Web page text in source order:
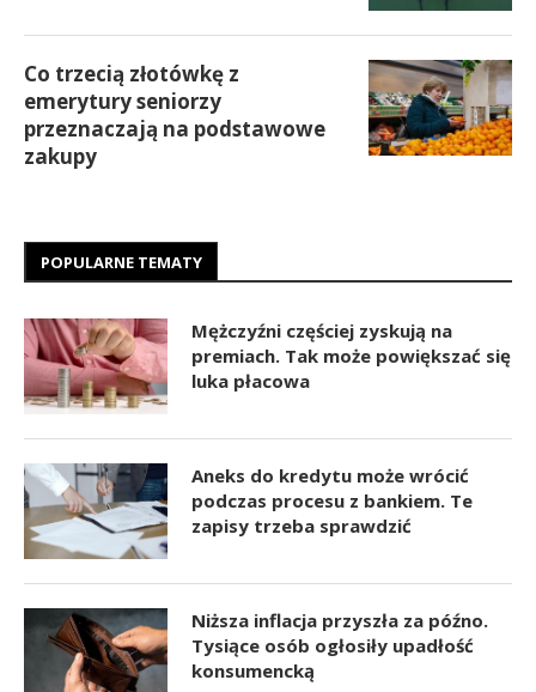
Co trzecią złotówkę z
emerytury seniorzy
przeznaczają na podstawowe
zakupy
POPULARNE TEMATY
Mężczyźni częściej zyskują na
premiach. Tak może powiększać się
luka płacowa
Aneks do kredytu może wrócić
podczas procesu z bankiem. Te
zapisy trzeba sprawdzić
Niższa inflacja przyszła za późno.
Tysiące osób ogłosiły upadłość
konsumencką